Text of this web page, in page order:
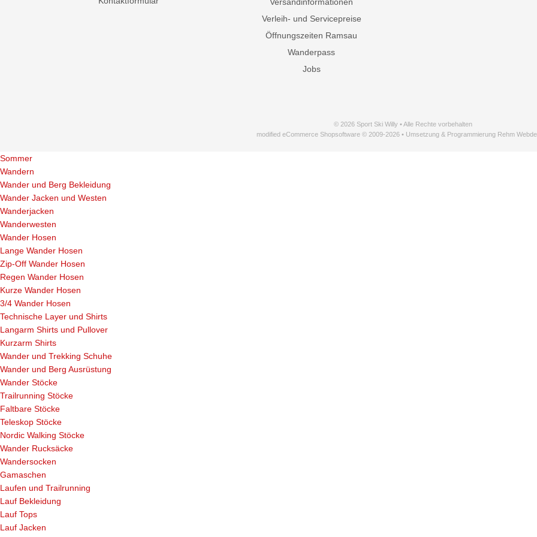
Verleih- und Servicepreise
Öffnungszeiten Ramsau
Wanderpass
Jobs
© 2026 Sport Ski Willy • Alle Rechte vorbehalten
modified eCommerce Shopsoftware © 2009-2026 • Umsetzung & Programmierung Rehm
Sommer
Wandern
Wander und Berg Bekleidung
Wander Jacken und Westen
Wanderjacken
Wanderwesten
Wander Hosen
Lange Wander Hosen
Zip-Off Wander Hosen
Regen Wander Hosen
Kurze Wander Hosen
3/4 Wander Hosen
Technische Layer und Shirts
Langarm Shirts und Pullover
Kurzarm Shirts
Wander und Trekking Schuhe
Wander und Berg Ausrüstung
Wander Stöcke
Trailrunning Stöcke
Faltbare Stöcke
Teleskop Stöcke
Nordic Walking Stöcke
Wander Rucksäcke
Wandersocken
Gamaschen
Laufen und Trailrunning
Lauf Bekleidung
Lauf Tops
Lauf Jacken